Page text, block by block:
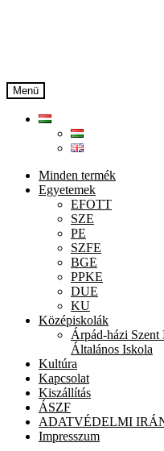
Menü
Minden termék
Egyetemek
EFOTT
SZE
PE
SZFE
BGE
PPKE
DUE
KU
Középiskolák
Árpád-házi Szent
Általános Iskola
Kultúra
Kapcsolat
Kiszállítás
ÁSZF
ADATVÉDELMI
Impresszum